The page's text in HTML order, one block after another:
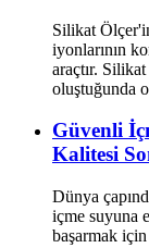
Silikat
iyonlarının
araçtır.
oluştuğunda
Güvenli
Kalitesi
Dünya
içme suyuna
başarmak